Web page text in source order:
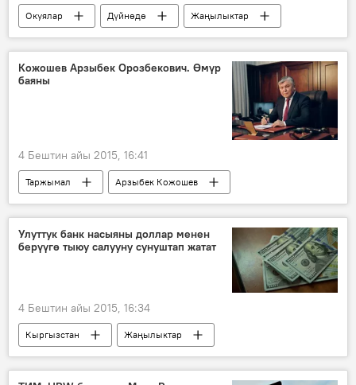
Окуялар Дүйнөдө
Жаңылыктар
Афганистан
"Талибан" кыймылы
Кожошев Арзыбек Орозбекович. Өмүр
баяны
4 Бештин айы 2015, 16:41
Таржымал
Арзыбек Кожошев
Өмүр баяны
Улуттук банк насыяны доллар менен
берүүгө тыюу салууну сунуштап жатат
4 Бештин айы 2015, 16:34
Кыргызстан
Жаңылыктар
Экономика
Улуттук банк
валюта
насыя